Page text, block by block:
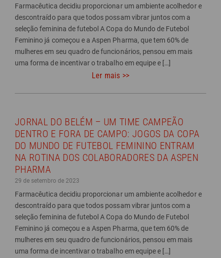
Farmacêutica decidiu proporcionar um ambiente acolhedor e
descontraído para que todos possam vibrar juntos com a
seleção feminina de futebol A Copa do Mundo de Futebol
Feminino já começou e a Aspen Pharma, que tem 60% de
mulheres em seu quadro de funcionários, pensou em mais
uma forma de incentivar o trabalho em equipe e […]
Ler mais >>
JORNAL DO BELÉM – UM TIME CAMPEÃO
DENTRO E FORA DE CAMPO: JOGOS DA COPA
DO MUNDO DE FUTEBOL FEMININO ENTRAM
NA ROTINA DOS COLABORADORES DA ASPEN
PHARMA
29 de setembro de 2023
Farmacêutica decidiu proporcionar um ambiente acolhedor e
descontraído para que todos possam vibrar juntos com a
seleção feminina de futebol A Copa do Mundo de Futebol
Feminino já começou e a Aspen Pharma, que tem 60% de
mulheres em seu quadro de funcionários, pensou em mais
uma forma de incentivar o trabalho em equipe e […]